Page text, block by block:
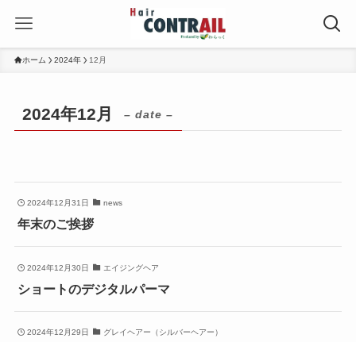
ホーム 2024年 12月
2024年12月 – date –
2024年12月31日 news
年末のご挨拶
2024年12月30日 エイジングヘア
ショートのデジタルパーマ
2024年12月29日 グレイヘアー（シルバーヘアー）